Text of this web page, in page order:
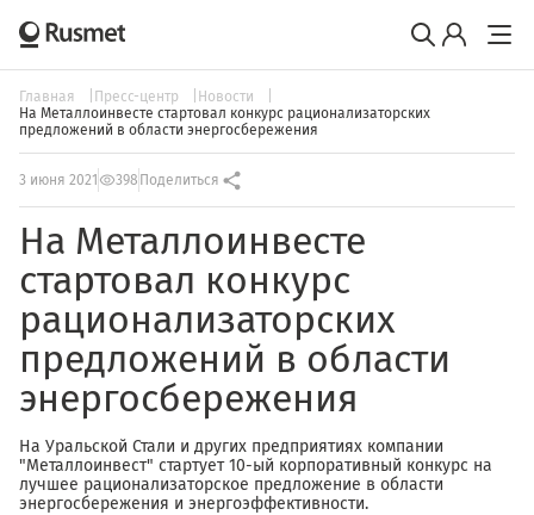
Главная Пресс-центр
Новости
На Металлоинвесте стартовал конкурс рационализаторских
предложений в области энергосбережения
3 июня 2021 398 Поделиться
На Металлоинвесте
стартовал конкурс
рационализаторских
предложений в области
энергосбережения
На Уральской Стали и других предприятиях компании
"Металлоинвест" стартует 10-ый корпоративный конкурс на
лучшее рационализаторское предложение в области
энергосбережения и энергоэффективности.